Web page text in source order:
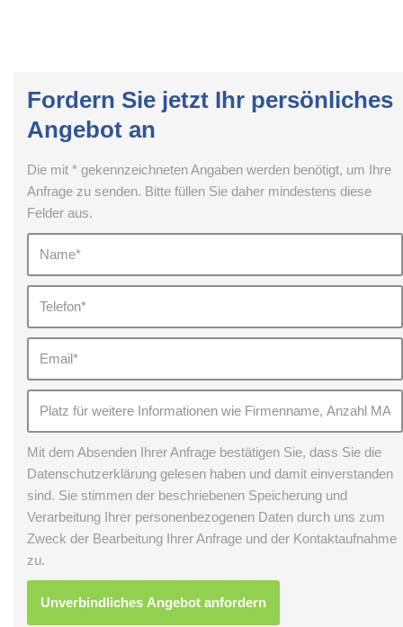
Fordern Sie jetzt Ihr persönliches
Angebot an
Die mit * gekennzeichneten Angaben werden benötigt, um Ihre
Anfrage zu senden. Bitte füllen Sie daher mindestens diese
Felder aus.
Mit dem Absenden Ihrer Anfrage bestätigen Sie, dass Sie die
Datenschutzerklärung gelesen haben und damit einverstanden
sind. Sie stimmen der beschriebenen Speicherung und
Verarbeitung Ihrer personenbezogenen Daten durch uns zum
Zweck der Bearbeitung Ihrer Anfrage und der Kontaktaufnahme
zu.